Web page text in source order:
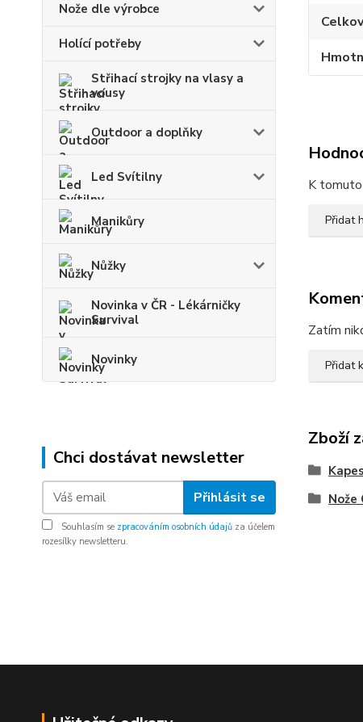
Nože dle výrobce
Holící potřeby
Střihací strojky na vlasy a
vousy
Outdoor a doplňky
Led Svítilny
Manikůry
Nůžky
Novinka v ČR - Lékárničky
Survival
Novinky
Chci dostávat newsletter
Přihlásit se
Souhlasím se zpracováním osobních údajů za účelem
rozesílky newsletteru.
K
Přidat
Zatím
Přidat
Zboží
Nože